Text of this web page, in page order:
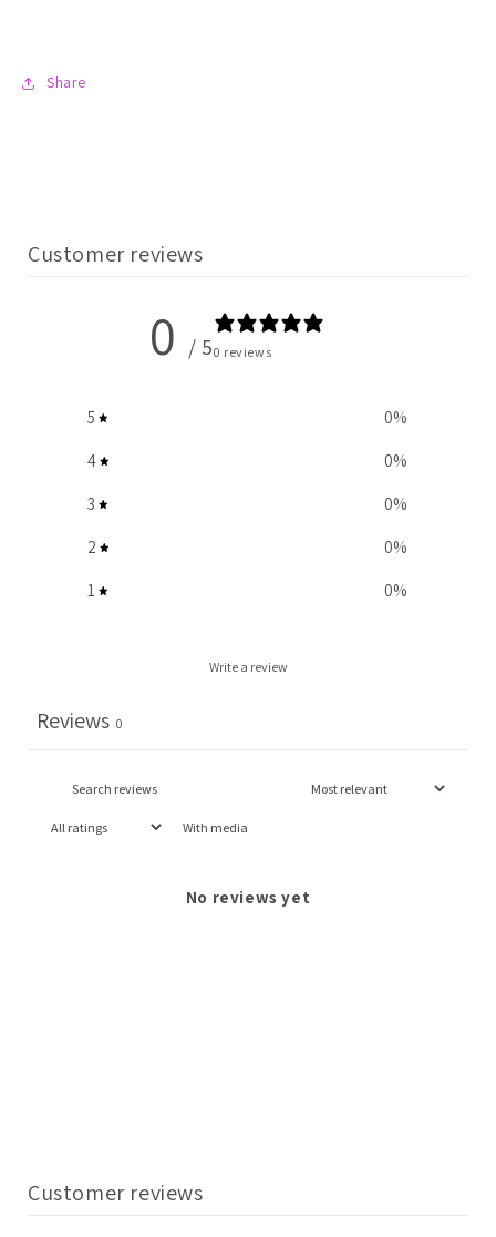
Share
Customer reviews
0 / 50 reviews
5 0%
4 0%
3 0%
2 0%
1 0%
Write a review
Reviews 0
With media
No reviews yet
Customer reviews